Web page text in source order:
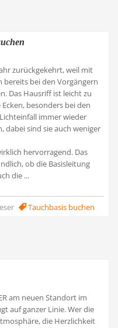
zurückgekehrt, weil mit
bei den Vorgängern
Das Hausriff ist leicht zu
besonders bei den
immer wieder
dabei sind sie auch weniger
hervorragend. Das
ob die Basisleitung
die ...
Tauchbasis buchen
am neuen Standort im
auf ganzer Linie. Wer die
die Herzlichkeit